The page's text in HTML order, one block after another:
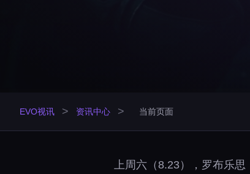
EVO视讯 > 资讯中心 > 当前页面
上周六（8.23），罗布乐